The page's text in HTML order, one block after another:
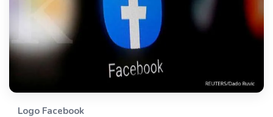
Logo Facebook